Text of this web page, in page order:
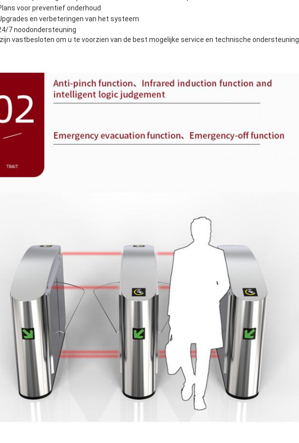
voor preventief onderhoud
en verbeteringen van het systeem
7 noodondersteuning
vastbesloten om u te voorzien van de best mogelijke service en technische ondersteuning.